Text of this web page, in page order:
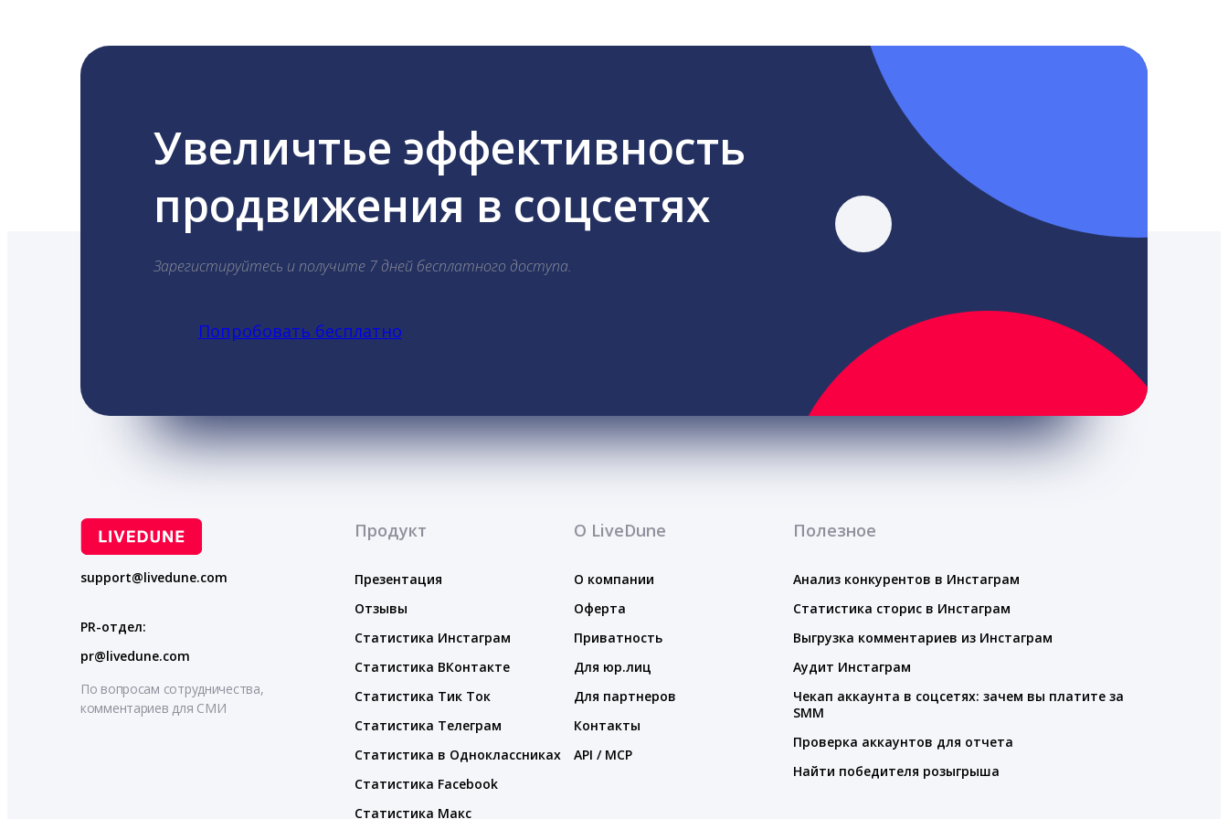
Увеличтье эффективность
продвижения в соцсетях
Зарегистируйтесь и получите 7 дней бесплатного доступа.
Попробовать бесплатно
support@livedune.com
PR-отдел:
pr@livedune.com
По вопросам сотрудничества,
комментариев для СМИ
Продукт
Презентация
Отзывы
Статистика Инстаграм
Статистика ВКонтакте
Статистика Тик Ток
Статистика Телеграм
Статистика в Одноклассниках
Статистика Facebook
Статистика Макс
О LiveDune
О компании
Оферта
Приватность
Для юр.лиц
Для партнеров
Контакты
API / MCP
Полезное
Анализ конкурентов в Инстаграм
Статистика сторис в Инстаграм
Выгрузка комментариев из Инстаграм
Аудит Инстаграм
Чекап аккаунта в соцсетях: зачем вы платите за
SMM
Проверка аккаунтов для отчета
Найти победителя розыгрыша